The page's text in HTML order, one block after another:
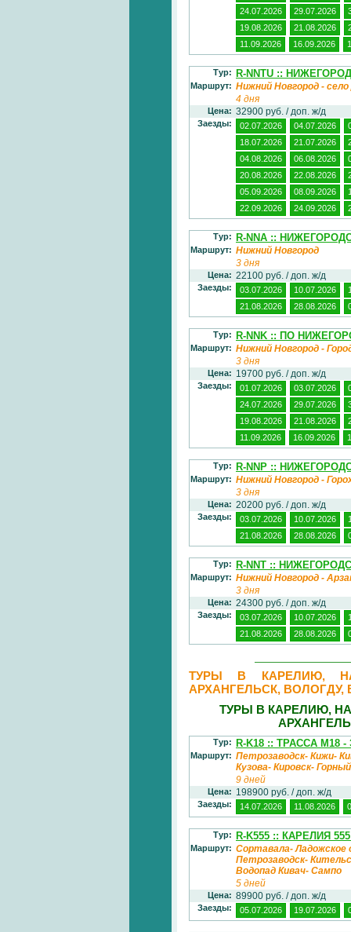
24.07.2026
29.07.2026
19.08.2026
21.08.2026
11.09.2026
16.09.2026
Тур: R-NNTU ::
Маршрут: Нижний Новгород -
4 дня
Цена: 32900 руб. / доп. ж/д
Заезды: 02.07.2026 04.07.2026
18.07.2026
21.07.2026
04.08.2026
06.08.2026
20.08.2026
22.08.2026
05.09.2026
08.09.2026
22.09.2026
24.09.2026
Тур: R-NNA ::
Маршрут: Нижний Новгород
3 дня
Цена: 22100 руб. / доп. ж/д
Заезды: 03.07.2026 10.07.2026
21.08.2026
28.08.2026
Тур: R-NNK :: ПО
Маршрут: Нижний Новгород -
3 дня
Цена: 19700 руб. / доп. ж/д
Заезды: 01.07.2026 03.07.2026
24.07.2026
29.07.2026
19.08.2026
21.08.2026
11.09.2026
16.09.2026
Тур: R-NNP ::
Маршрут: Нижний Новгород -
3 дня
Цена: 20200 руб. / доп. ж/д
Заезды: 03.07.2026 10.07.2026
21.08.2026
28.08.2026
Тур: R-NNT ::
Маршрут: Нижний Новгород -
3 дня
Цена: 24300 руб. / доп. ж/д
Заезды: 03.07.2026 10.07.2026
21.08.2026
28.08.2026
ТУРЫ В КАРЕЛИЮ,
АРХАНГЕЛЬСК, ВОЛОГДУ,
ТУРЫ В КАРЕЛИЮ,
Тур: R-K18 :: ТРАССА М18
Маршрут: Петрозаводск- Кижи-
Кузова- Кировск-
9 дней
Цена: 198900 руб. / доп. ж/д
Заезды: 14.07.2026 11.08.2026
Тур: R-K555 :: КАРЕЛИЯ
Маршрут: Сортавала- Ладожское
Петрозаводск-
Водопад Кивач- Сампо
5 дней
Цена: 89900 руб. / доп. ж/д
Заезды: 05.07.2026 19.07.2026